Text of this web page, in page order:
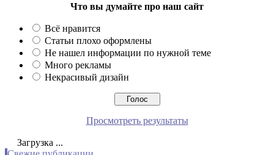
Что вы думайте про наш сайт
Всё нравится
Статьи плохо оформлены
Не нашел информации по нужной теме
Много рекламы
Некрасивый дизайн
Просмотреть результаты
Загрузка ...